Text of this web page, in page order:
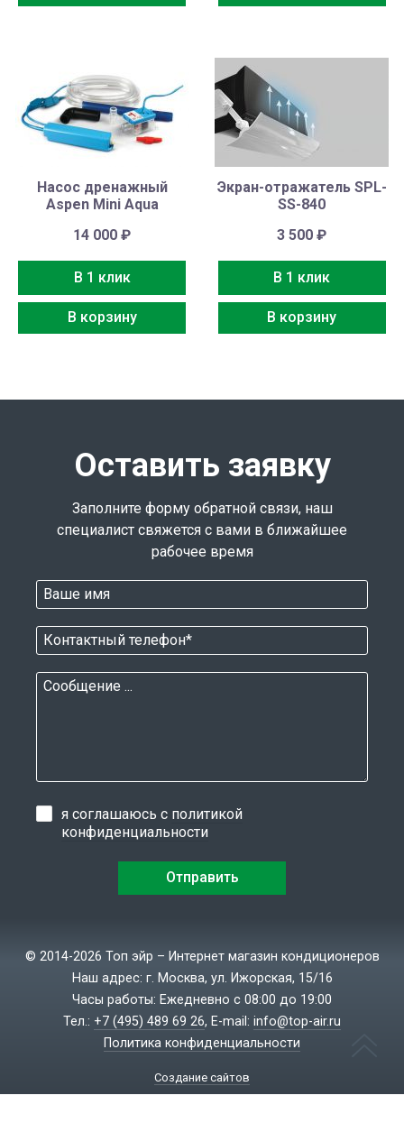
Насос дренажный
Aspen Mini Aqua
14 000₽
В 1 клик
В корзину
Экран-отражатель SPL-
SS-840
3 500₽
В 1 клик
В корзину
Оставить заявку
Заполните форму обратной связи, наш
специалист свяжется с вами в ближайшее
рабочее время
я соглашаюсь с политикой
конфиденциальности
© 2014-2026 Топ эйр – Интернет магазин кондиционеров
Наш адрес: г. Москва, ул. Ижорская, 15/16
Часы работы: Ежедневно с 08:00 до 19:00
Тел.: +7 (495) 489 69 26, E-mail: info@top-air.ru
Политика конфиденциальности
Создание сайтов